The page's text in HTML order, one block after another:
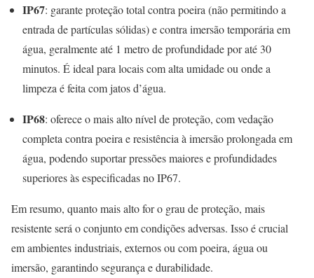
IP67: garante proteção total contra poeira (não permitindo a
entrada de partículas sólidas) e contra imersão temporária em
água, geralmente até 1 metro de profundidade por até 30
minutos. É ideal para locais com alta umidade ou onde a
limpeza é feita com jatos d’água.
IP68: oferece o mais alto nível de proteção, com vedação
completa contra poeira e resistência à imersão prolongada em
água, podendo suportar pressões maiores e profundidades
superiores às especificadas no IP67.
Em resumo, quanto mais alto for o grau de proteção, mais
resistente será o conjunto em condições adversas. Isso é crucial
em ambientes industriais, externos ou com poeira, água ou
imersão, garantindo segurança e durabilidade.